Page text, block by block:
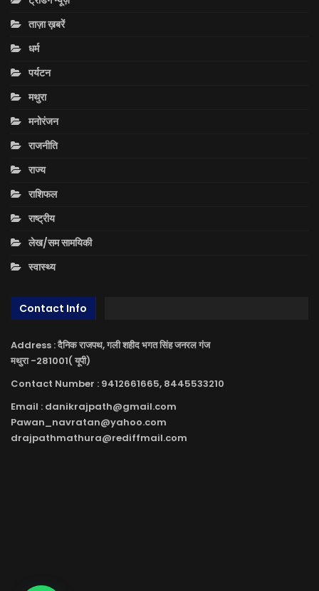
ताज़ा ख़बरें
धर्म
पर्यटन
मथुरा
मनोरंजन
राजनीति
राज्य
राशिफल
राष्ट्रीय
लेख/सम सामयिकी
स्वास्थ्य
Contact Info
Address : दैनिक राजपथ, गली शहीद भगत सिंह जनरल गंज
मथुरा -281001( यूपी)
Contact Number : 9412661665, 8445533210
Email : danikrajpath@gmail.com
Pawan_navratan@yahoo.com
drajpathmathura@rediffmail.com